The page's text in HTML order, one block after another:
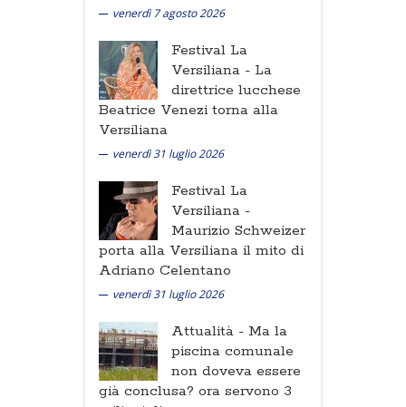
venerdì 7 agosto 2026
Festival La
Versiliana - La
direttrice lucchese
Beatrice Venezi torna alla
Versiliana
venerdì 31 luglio 2026
Festival La
Versiliana -
Maurizio Schweizer
porta alla Versiliana il mito di
Adriano Celentano
venerdì 31 luglio 2026
Attualità - Ma la
piscina comunale
non doveva essere
già conclusa? ora servono 3